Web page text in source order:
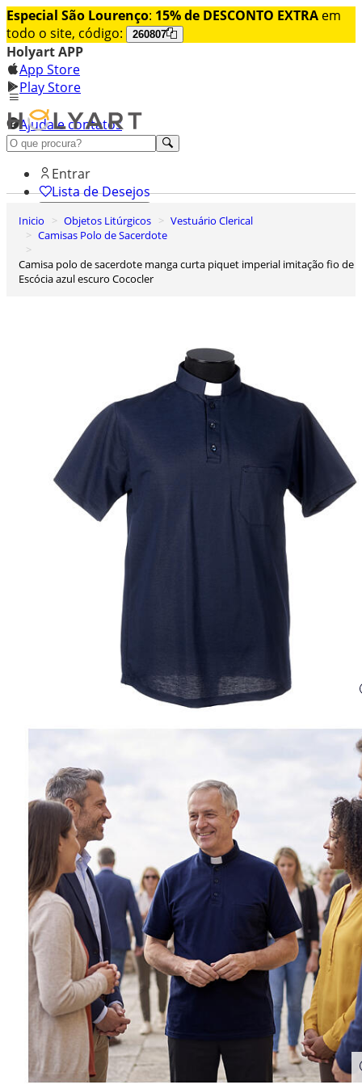
Especial São Lourenço: 15% de DESCONTO EXTRA em
todo o site, código:
260807
Holyart APP
App Store
Play Store
Ajuda e contatos
Conheça premium
Entrar
Lista de Desejos
0
Carrinho de Compras
Inicio Objetos Litúrgicos
Vestuário Clerical
Camisas Polo de Sacerdote
Camisa polo de sacerdote manga curta piquet imperial imitação fio de
Escócia azul escuro Cococler